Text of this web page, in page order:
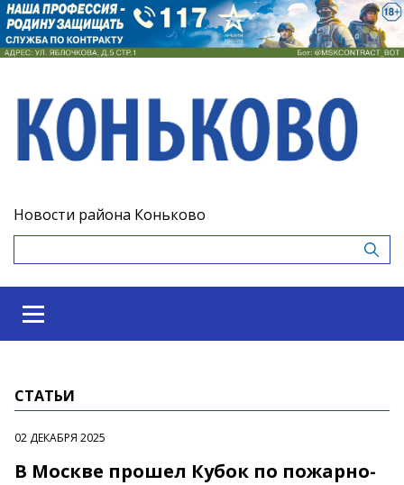
Новости района Коньково
СТАТЬИ
02 ДЕКАБРЯ 2025
В Москве прошел Кубок по пожарно-